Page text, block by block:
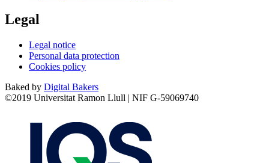
Legal
Legal notice
Personal data protection
Cookies policy
Baked by Digital Bakers
©2019 Universitat Ramon Llull | NIF G-59069740